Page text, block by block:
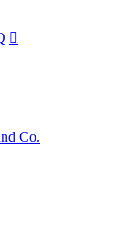

Co.